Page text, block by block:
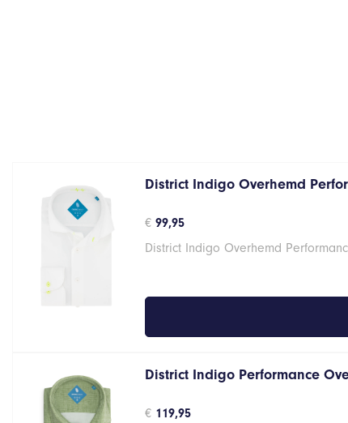
District Indigo Overhemd
€ 99,95
District Indigo Overhemd
District Indigo Performance
€ 119,95